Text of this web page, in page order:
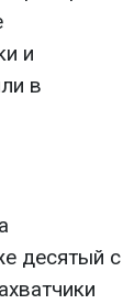
и
в
десятый с